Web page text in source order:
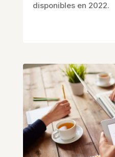
disponibles en 2022.